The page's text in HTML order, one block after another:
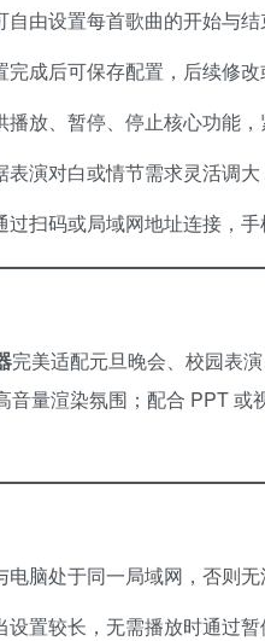
自由设置每首歌曲的开始与
完成后可保存配置，后续修
播放、暂停、停止核心功能
表演对白或情节需求灵活调
过扫码或局域网地址连接，
完美适配元旦晚会、校园表
音量渲染氛围；配合 PPT
脑处于同一局域网，否则无
置较长，无需播放时通过暂